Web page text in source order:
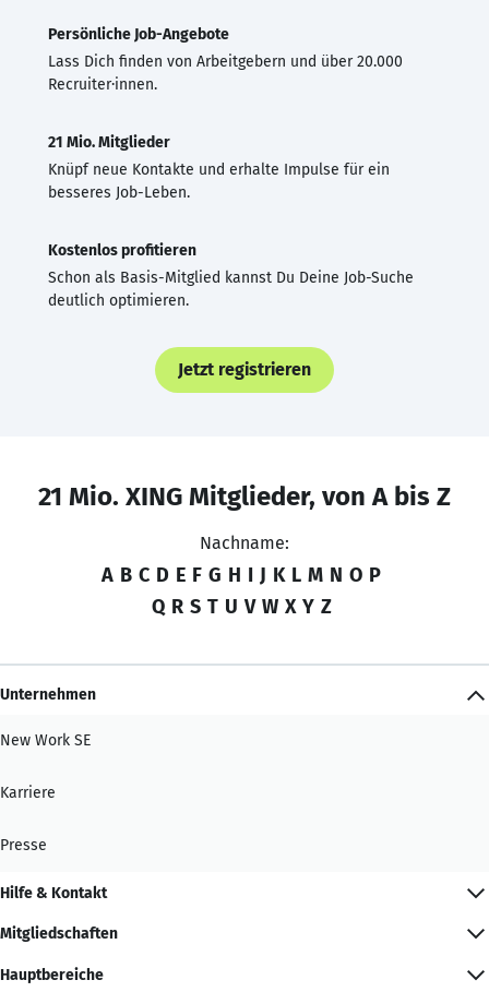
Persönliche Job-Angebote
Lass Dich finden von Arbeitgebern und über 20.000
Recruiter·innen.
21 Mio. Mitglieder
Knüpf neue Kontakte und erhalte Impulse für ein
besseres Job-Leben.
Kostenlos profitieren
Schon als Basis-Mitglied kannst Du Deine Job-Suche
deutlich optimieren.
Jetzt registrieren
21 Mio. XING Mitglieder, von A bis Z
Nachname:
A B C D E F G H I J K L M N O P
Q R S T U V W X Y Z
Unternehmen
New Work SE
Karriere
Presse
Hilfe & Kontakt
Mitgliedschaften
Hauptbereiche